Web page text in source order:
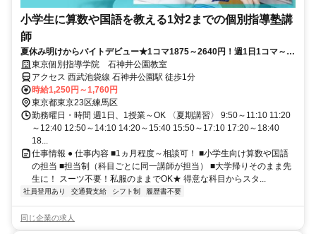
小学生に算数や国語を教える1対2までの個別指導塾講
師
夏休み明けからバイトデビュー★1コマ1875～2640円！週1日1コマ～私
服でok◎
東京個別指導学院 石神井公園教室
アクセス 西武池袋線 石神井公園駅 徒歩1分
時給1,250円～1,760円
東京都東京23区練馬区
勤務曜日・時間 週1日、1授業～OK 〈夏期講習〉 9:50～11:10 11:20
～12:40 12:50～14:10 14:20～15:40 15:50～17:10 17:20～18:40
18...
仕事情報 ● 仕事内容 ■1ヵ月程度～相談可！ ■小学生向け算数や国語
の担当 ■担当制（科目ごとに同一講師が担当） ■大学帰りそのまま先
生に！ スーツ不要！私服のままでOK★ 得意な科目からスタ...
社員登用あり 交通費支給 シフト制 履歴書不要
同じ企業の求人